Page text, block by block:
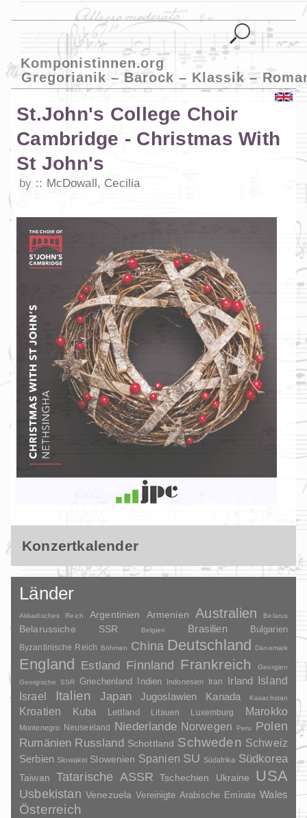
Komponistinnen.org
Gregorianik – Barock – Klassik –
St.John's College Choir
Cambridge - Christmas With
St John's
by McDowall, Cecilia
Konzertkalender
Länder
Akkadisches Reich Argentinien Armenien Australien Belarus
Belarussiche SSR Belgien Brasilien Bulgarien
Byzantinische Reich Böhmen China Deutschland Dänemark
England Estland Finnland Frankreich
Georgien
Georgische SSR
Griechenland Indien Indonesien Iran Irland
Island
Israel
Italien Japan Jugoslawien Kanada Kasachstan
Kroatien Kuba Lettland Litauen Luxemburg Marokko
Montenegro Neuseeland Niederlande Norwegen Peru
Polen
Rumänien Russland Schottland Schweden Schweiz
Serbien Slowakei Slowenien Spanien SU Südafrika Südkorea
Taiwan Tatarische ASSR Tschechien Ukraine USA
Usbekistan Venezuela Vereinigte Arabische Emirate Wales
Österreich